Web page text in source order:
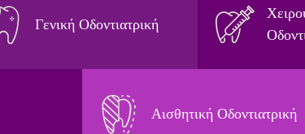
Γενική Οδοντιατρική
Αισθητική Οδοντιατρική